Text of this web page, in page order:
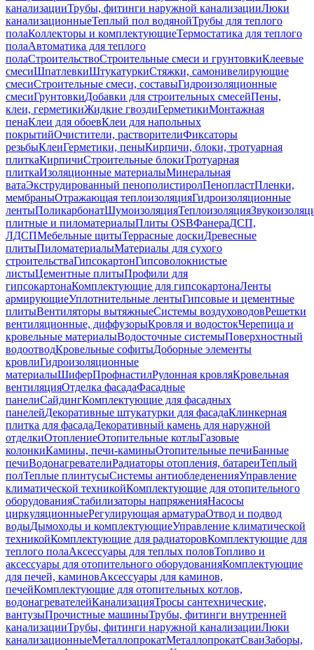
канализацииТрубы, фитинги наружной канализацииЛюки
канализационныеТеплый пол водянойТрубы для теплого
полаКоллекторы и комплектующиеТермостатика для теплого
полаАвтоматика для теплого
полаСтроительствоСтроительные смеси и грунтовкиКлеевые
смесиШпатлевкиШтукатуркиСтяжки, самонивелирующие
смесиСтроительные смеси, составыГидроизоляционные
смесиГрунтовкиДобавки для строительных смесейПены,
клеи, герметикиЖидкие гвоздиГерметикиМонтажная
пенаКлеи для обоевКлеи для напольных
покрытийОчистители, растворителиФиксаторы
резьбыКлеиГерметики, пеныКирпичи, блоки, тротуарная
плиткаКирпичиСтроительные блокиТротуарная
плиткаИзоляционные материалыМинеральная
ватаЭкструдированный пенополистиролПенопластПленки,
мембраныОтражающая теплоизоляцияГидроизоляционные
лентыПоликарбонатШумоизоляцияТеплоизоляция
плитные и пиломатериалыПлиты OSBФанераДСП,
ЛДСПМебельные щитыТеррасные доскиДревесные
плитыПиломатериалыМатериалы для сухого
строительстваГипсокартонГипсоволокнистые
листыЦементные плитыПрофили для
гипсокартонаКомплектующие для гипсокартонаЛенты
армирующиеУплотнительные лентыГипсовые и цементные
плитыВентиляторы вытяжныеСистемы воздуховодовРешетки
вентиляционные, диффузорыКровля и водостокЧерепица и
кровельные материалыВодосточные системыПоверхностный
водоотводКровельные софитыДоборные элементы
кровлиГидроизоляционные
материалыШиферПрофнастилРулонная кровляКровельная
вентиляцияОтделка фасадаФасадные
панелиСайдингКомплектующие для фасадных
панелейДекоративные штукатурки для фасадаКлинкерная
плитка для фасадаДекоративный камень для наружной
отделкиОтоплениеОтопительные котлыГазовые
колонкиКамины, печи-каминыОтопительные печиБанные
печиВодонагревателиРадиаторы отопления, батареиТеплый
полТеплые плинтусыСистемы антиобледененияУправление
климатической техникойКомплектующие для отопительного
оборудованияСтабилизаторы напряженияНасосы
циркуляционныеРегулирующая арматураОтвод и подвод
водыДымоходы и комплектующиеУправление климатической
техникойКомплектующие для радиаторовКомплектующие для
теплого полаАксессуары для теплых половТопливо и
аксессуары для отопительного оборудованияКомплектующие
для печей, каминовАксессуары для каминов,
печейКомплектующие для отопительных котлов,
водонагревателейКанализацияТросы сантехнические,
вантузыПрочистные машиныТрубы, фитинги внутренней
канализацииТрубы, фитинги наружной канализацииЛюки
канализационныеМеталлопрокатМеталлопрокатСваиЗаборы,